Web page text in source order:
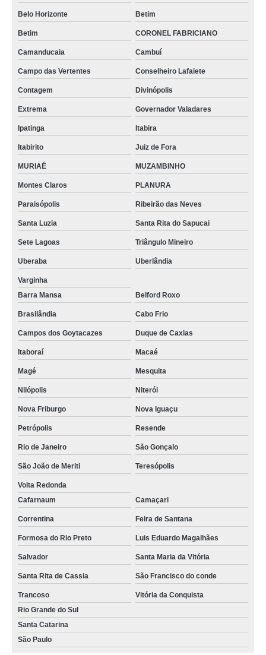
empresa especializada em reatores vidro fluidizado Magé
reatores borosilicato de vidro valores Cafarnaum
empresa especializada em reatores químicos de vidro para laboratório
Entorno de Brasília
reatores de vidro temperado para laboratório valores Formosa
reatores de vidro com flange esmerilhada valores Poá
reatores químicos de vidro para laboratório Paraisópolis
Francisco do conde
reatores de vidro industrial valores Belford Roxo
reatores químico vidro valores Almirante Tamandaré
reatores químicos de vidro para laboratório Itapevi
reatores de vidro temperado para laboratório valores Conselheiro Lafaiete
empresa especializada em reatores borosilicato de vidro Adrianópolis
empresa especializada em reatores de vidro industrial Sobradinho II
reatores borosilicato de vidro valores Caieiras
Belo Horizonte Betim
Betim CORONEL FABRICIANO
Camanducaia Cambuí
Campo das Vertentes Conselheiro Lafaiete
Contagem Divinópolis
Extrema Governador Valadares
Ipatinga Itabira
Itabirito Juiz de Fora
MURIAÉ MUZAMBINHO
Montes Claros PLANURA
Paraisópolis Ribeirão das Neves
Santa Luzia Santa Rita do Sapucai
Sete Lagoas Triângulo Mineiro
Uberaba Uberlândia
Varginha
Barra Mansa
Belford Roxo
Brasilândia Cabo Frio
Campos dos Goytacazes Duque de Caxias
Itaboraí Macaé
Magé Mesquita
Nilópolis Niterói
Nova Friburgo Nova Iguaçu
Petrópolis Resende
Rio de Janeiro São Gonçalo
São João de Meriti Teresópolis
Volta Redonda
Cafarnaum
Camaçari
Correntina Feira de Santana
Formosa do Rio Preto Luis Eduardo Magalhães
Salvador Santa Maria da Vitória
Santa Rita de Cassia São Francisco do conde
Trancoso
Vitória da Conquista
Rio Grande do Sul
Santa Catarina
São Paulo